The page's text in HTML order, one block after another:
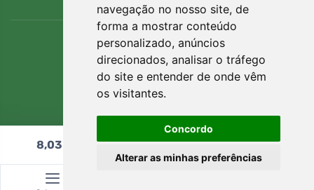
navegação no nosso site, de
forma a mostrar conteúdo
personalizado, anúncios
direcionados, analisar o tráfego
do site e entender de onde vêm
os visitantes.
Concordo
Alterar as minhas preferências
8,03 Adicionar ao carrinho